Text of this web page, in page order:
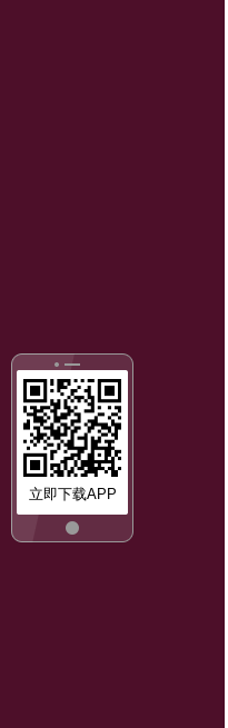
立即下载APP